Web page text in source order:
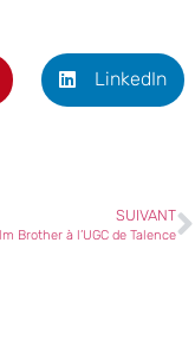
LinkedIn
SUIVANT
Brother à l’UGC de Talence